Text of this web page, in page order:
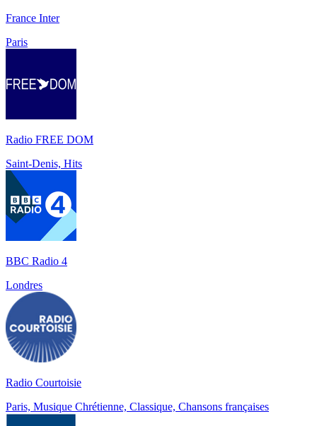
France Inter
Paris
Radio FREE DOM
Saint-Denis, Hits
BBC Radio 4
Londres
Radio Courtoisie
Paris, Musique Chrétienne, Classique, Chansons françaises